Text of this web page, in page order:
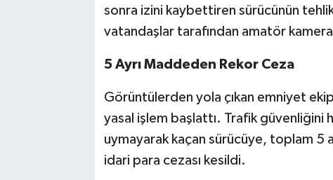
sonra izini kaybettiren sürücünün
vatandaşlar tarafından amatör
5 Ayrı Maddeden Rekor Ceza
Görüntülerden yola çıkan emniyet
yasal işlem başlattı. Trafik güvenliğini
uymayarak kaçan sürücüye, toplam 5
idari para cezası kesildi.